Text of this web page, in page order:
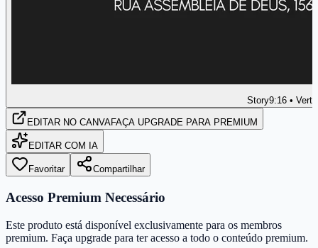
Story9:16 •
EDITAR NO CANVAFAÇA UPGRADE PARA PREMIUM
EDITAR COM IA
Favoritar Compartilhar
Acesso Premium Necessário
Este produto está disponível exclusivamente para os membros
premium. Faça upgrade para ter acesso a todo o conteúdo premium.